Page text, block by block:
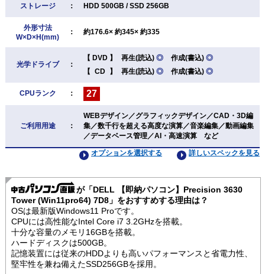
ストレージ ： HDD 500GB / SSD 256GB
外形寸法
W×D×H(mm)
： 約176.6× 約345× 約335
光学ドライブ ：
【 DVD 】 再生(読込) ◎ 作成(書込) ◎
【 CD 】 再生(読込) ◎ 作成(書込) ◎
CPUランク ： 27
ご利用用途 ：
WEBデザイン／グラフィックデザイン／CAD・3D編
集／数千行を超える高度な演算／音楽編集／動画編集
／データベース管理／AI・高速演算 など
詳しいスペックを見る
オプションを選択する
が「DELL 【即納パソコン】Precision 3630
Tower (Win11pro64) 7D8」をおすすめする理由は？
OSは最新版Windows11 Proです。
CPUには高性能なIntel Core i7 3.2GHzを搭載。
十分な容量のメモリ16GBを搭載。
ハードディスクは500GB。
記憶装置には従来のHDDよりも高いパフォーマンスと省電力性、
堅牢性を兼ね備えたSSD256GBを採用。